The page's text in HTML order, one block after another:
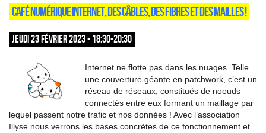
CAFÉ NUMÉRIQUE INTERNET, DES CÂBLES, DES FIBRES ET DES MAILLES !
JEUDI 23 FÉVRIER 2023 - 18:30-20:30
Internet ne flotte pas dans les nuages. Telle
une couverture géante en patchwork, c’est un
réseau de réseaux, constitués de noeuds
connectés entre eux formant un maillage par
lequel passent notre trafic et nos données ! Avec l’association
Illyse nous verrons les bases concrètes de ce fonctionnement et